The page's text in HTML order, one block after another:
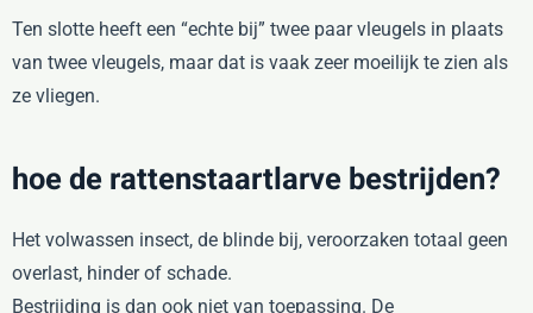
Ten slotte heeft een “echte bij” twee paar vleugels in plaats
van twee vleugels, maar dat is vaak zeer moeilijk te zien als
ze vliegen.
hoe de rattenstaartlarve bestrijden?
Het volwassen insect, de blinde bij, veroorzaken totaal geen
overlast, hinder of schade.
Bestrijding is dan ook niet van toepassing. De